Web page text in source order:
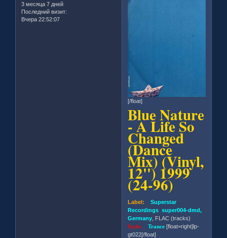
3 месяца 7 дней
Последний визит:
Вчера 22:52:07
[/float]
Blue Nature
- A Life So
Changed
(Dance
Mix) (Vinyl,
12'') 1999
(24-96)
Label: Superstar
Recordings super004-dmd,
Germany , FLAC (tracks)
Style:Trance[float=right]lp-
gt022[/float]